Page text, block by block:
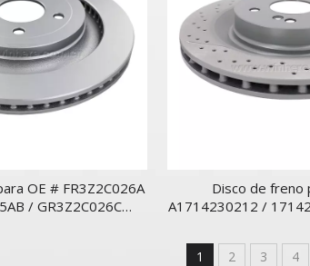
OE # FR3Z2C026A
/ GR3Z2C026C
Disco de freno
A1714230212 /
1 2 3 4